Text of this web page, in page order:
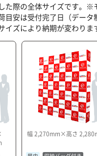
た際の全体サイズです。※
安は受付完了日（デー
イズにより納期が変わりま
幅 2,270mm×高さ